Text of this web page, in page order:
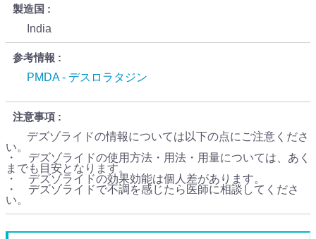
製造国
India
参考情報
PMDA - デスロラタジン
注意事項
デズゾライドの情報については以下の点にご注意くださ
い。
・ デズゾライドの使用方法・用法・用量については、あく
までも目安となります。
・ デズゾライドの効果効能は個人差があります。
・ デズゾライドで不調を感じたら医師に相談してくださ
い。